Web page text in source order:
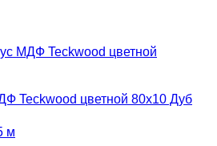
Teckwood цветной 80х10 Дуб